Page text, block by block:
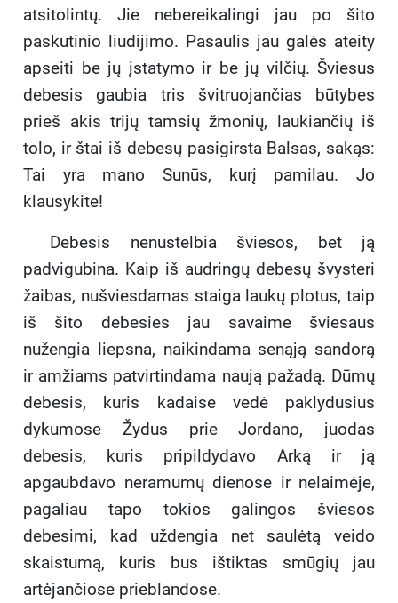
atsitolintų. Jie nebereikalingi jau po šito
paskutinio liudijimo. Pasaulis jau galės ateity
apseiti be jų įstatymo ir be jų vilčių. Šviesus
debesis gaubia tris švitruojančias būtybes
prieš akis trijų tamsių žmonių, laukiančių iš
tolo, ir štai iš debesų pasigirsta Balsas, sakąs:
Tai yra mano Sunūs, kurį pamilau. Jo
klausykite!
Debesis nenustelbia šviesos, bet ją
padvigubina. Kaip iš audringų debesų švysteri
žaibas, nušviesdamas staiga laukų plotus, taip
iš šito debesies jau savaime šviesaus
nužengia liepsna, naikindama senąją sandorą
ir amžiams patvirtindama naują pažadą. Dūmų
debesis, kuris kadaise vedė paklydusius
dykumose Žydus prie Jordano, juodas
debesis, kuris pripildydavo Arką ir ją
apgaubdavo neramumų dienose ir nelaimėje,
pagaliau tapo tokios galingos šviesos
debesimi, kad uždengia net saulėtą veido
skaistumą, kuris bus ištiktas smūgių jau
artėjančiose prieblandose.